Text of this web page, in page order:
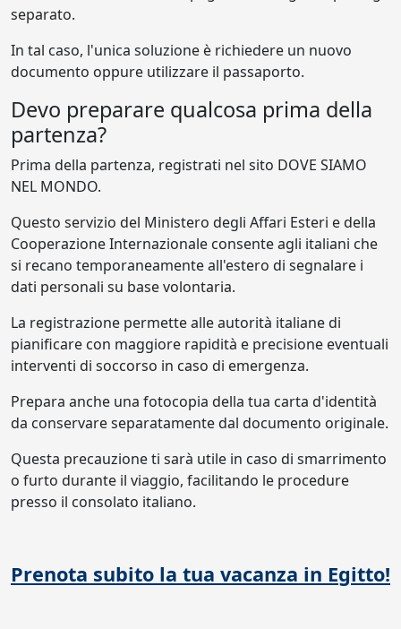
separato.
In tal caso, l'unica soluzione è richiedere un nuovo
documento oppure utilizzare il passaporto.
Devo preparare qualcosa prima della
partenza?
Prima della partenza, registrati nel sito DOVE SIAMO
NEL MONDO.
Questo servizio del Ministero degli Affari Esteri e della
Cooperazione Internazionale consente agli italiani che
si recano temporaneamente all'estero di segnalare i
dati personali su base volontaria.
La registrazione permette alle autorità italiane di
pianificare con maggiore rapidità e precisione eventuali
interventi di soccorso in caso di emergenza.
Prepara anche una fotocopia della tua carta d'identità
da conservare separatamente dal documento originale.
Questa precauzione ti sarà utile in caso di smarrimento
o furto durante il viaggio, facilitando le procedure
presso il consolato italiano.
Prenota subito la tua vacanza in Egitto!